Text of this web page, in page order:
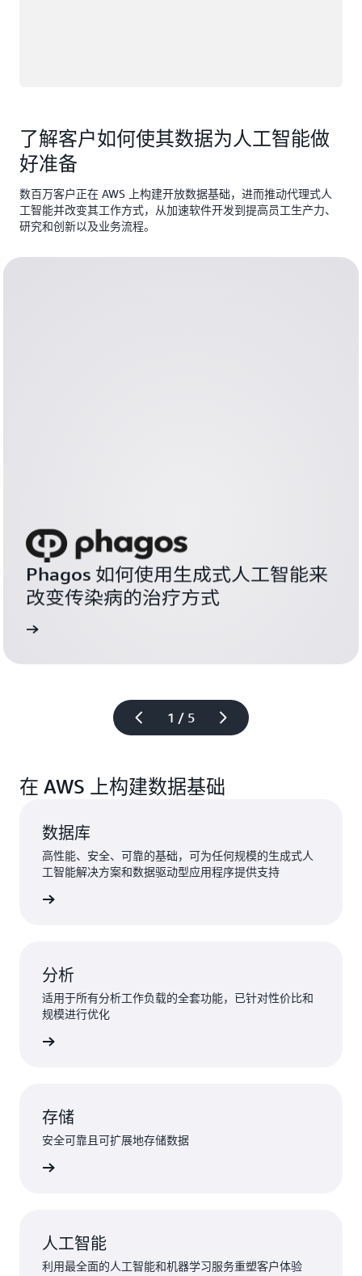
了解客户如何使其数据为人工智能做
好准备
数百万客户正在 AWS 上构建开放数据基础，进而推动代理式人
工智能并改变其工作方式，从加速软件开发到提高员工生产力、
研究和创新以及业务流程。
1 / 5
Phagos 如何使用生成式人工智能来
改变传染病的治疗方式
查看案
在 AWS 上构建数据基础
数据库
高性能、安全、可靠的基础，可为任何规模的生成式人
工智能解决方案和数据驱动型应用程序提供支持
分析
适用于所有分析工作负载的全套功能，已针对性价比和
规模进行优化
存储
安全可靠且可扩展地存储数据
人工智能
利用最全面的人工智能和机器学习服务重塑客户体验